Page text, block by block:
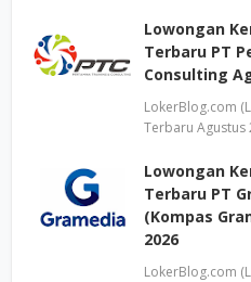
Lowongan
Terbaru PT
Consulting
LokerBlog.com
Terbaru Agustus
Lowongan
Terbaru PT
(Kompas
2026
LokerBlog.com